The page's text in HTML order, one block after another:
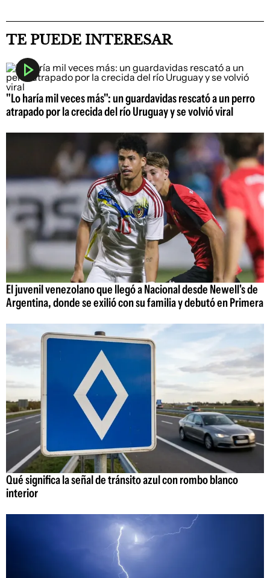
TE PUEDE INTERESAR
"Lo haría mil veces más": un guardavidas rescató a un perro
atrapado por la crecida del río Uruguay y se volvió viral
El juvenil venezolano que llegó a Nacional desde Newell's de
Argentina, donde se exilió con su familia y debutó en Primera
Qué significa la señal de tránsito azul con rombo blanco
interior